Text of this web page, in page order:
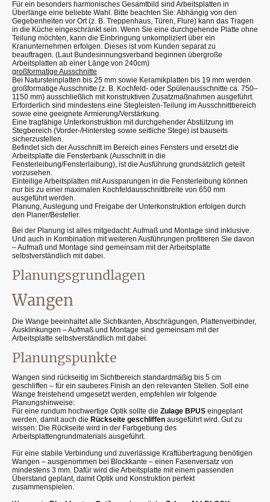
Für ein besonders harmonisches Gesamtbild sind Arbeitsplatten in
Überlänge eine beliebte Wahl. Bitte beachten Sie: Abhängig von den
Gegebenheiten vor Ort (z. B. Treppenhaus, Türen, Flure) kann das Tragen
in die Küche eingeschränkt sein. Wenn Sie eine durchgehende Platte ohne
Teilung möchten, kann die Einbringung unkompliziert über ein
Kranunternehmen erfolgen. Dieses ist vom Kunden separat zu
beauftragen. (Laut Bundesinnungsverband beginnen übergroße
Arbeitsplatten ab einer Länge von 240cm)
großformatige Ausschnitte
Bei Natursteinplatten bis 25 mm sowie Keramikplatten bis 19 mm werden
großformatige Ausschnitte (z. B. Kochfeld- oder Spülenausschnitte ca. 750–
1150 mm) ausschließlich mit konstruktiven Zusatzmaßnahmen ausgeführt.
Erforderlich sind mindestens eine Stegleisten-Teilung im Ausschnittbereich
sowie eine geeignete Armierung/Verstärkung.
Eine tragfähige Unterkonstruktion mit durchgehender Abstützung im
Stegbereich (Vorder-/Hintersteg sowie seitliche Stege) ist bauseits
sicherzustellen.
Befindet sich der Ausschnitt im Bereich eines Fensters und ersetzt die
Arbeitsplatte die Fensterbank (Ausschnitt in die
Fensterleibung/Fensterlaibung), ist die Ausführung grundsätzlich geteilt
vorzusehen.
Einteilige Arbeitsplatten mit Aussparungen in die Fensterleibung können
nur bis zu einer maximalen Kochfeldausschnittbreite von 650 mm
ausgeführt werden.
Planung, Auslegung und Freigabe der Unterkonstruktion erfolgen durch
den Planer/Besteller.
Bei der Planung ist alles mitgedacht: Aufmaß und Montage sind inklusive.
Und auch in Kombination mit weiteren Ausführungen profitieren Sie davon
– Aufmaß und Montage sind gemeinsam mit der Arbeitsplatte
selbstverständlich mit dabei.
Planungsgrundlagen
Wangen
Die Wange beeinhaltet alle Sichtkanten, Abschrägungen, Plattenverbinder,
Ausklinkungen – Aufmaß und Montage sind gemeinsam mit der
Arbeitsplatte selbstverständlich mit dabei.
Planungspunkte
Wangen sind rückseitig im Sichtbereich standardmäßig bis 5 cm
geschliffen – für ein sauberes Finish an den relevanten Stellen. Soll eine
Wange freistehend umgesetzt werden, empfehlen wir folgende
Planungshinweise:
Für eine rundum hochwertige Optik sollte die Zulage BPUS eingeplant
werden, damit auch die Rückseite geschliffen ausgeführt wird. Gut zu
wissen: Die Rückseite wird in der Farbgebung des
Arbeitsplattengrundmaterials ausgeführt.
Für eine stabile Verbindung und zuverlässige Kraftübertragung benötigen
Wangen – ausgenommen bei Blockkante – einen Fasenversatz von
mindestens 3 mm. Dafür wird die Arbeitsplatte mit einem passenden
Überstand geplant, damit Optik und Konstruktion perfekt
zusammenspielen.